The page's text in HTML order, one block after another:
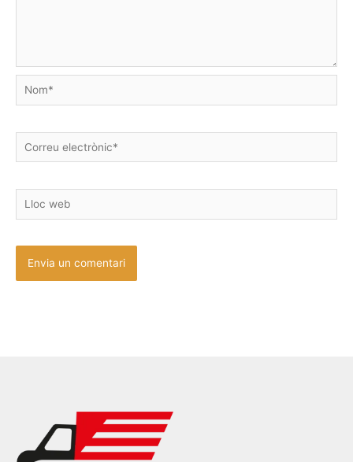
Nom*
Correu
electrònic*
Lloc
web